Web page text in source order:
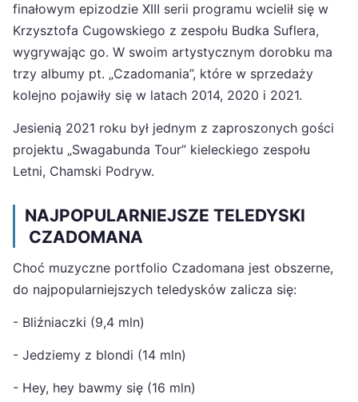
finałowym epizodzie XIII serii programu wcielił się w
Krzysztofa Cugowskiego z zespołu Budka Suflera,
wygrywając go. W swoim artystycznym dorobku ma
trzy albumy pt. „Czadomania”, które w sprzedaży
kolejno pojawiły się w latach 2014, 2020 i 2021.
Jesienią 2021 roku był jednym z zaproszonych gości
projektu „Swagabunda Tour” kieleckiego zespołu
Letni, Chamski Podryw.
NAJPOPULARNIEJSZE TELEDYSKI
CZADOMANA
Choć muzyczne portfolio Czadomana jest obszerne,
do najpopularniejszych teledysków zalicza się:
- Bliźniaczki (9,4 mln)
- Jedziemy z blondi (14 mln)
- Hey, hey bawmy się (16 mln)